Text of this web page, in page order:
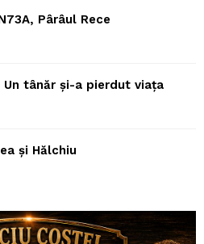
Pârâul Rece
Un tânăr și-a pierdut viața
și Hălchiu